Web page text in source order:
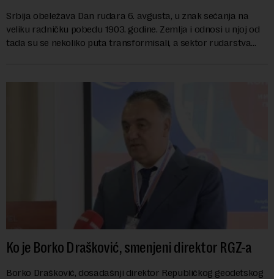
Srbija obeležava Dan rudara 6. avgusta, u znak sećanja na
veliku radničku pobedu 1903. godine. Zemlja i odnosi u njoj od
tada su se nekoliko puta transformisali, a sektor rudarstva
Ko je Borko Drašković, smenjeni direktor RGZ-a
Borko Drašković, dosadašnji direktor Republičkog geodetskog